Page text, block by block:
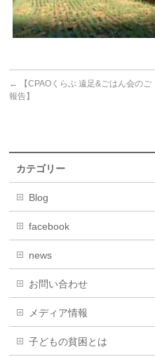
←
【CPAOくらぶ 遠足&ごはん会のご
報告】
カテゴリー
Blog
facebook
news
お問い合わせ
メディア情報
子どもの貧困とは